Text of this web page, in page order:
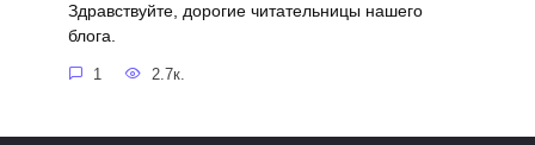
Здравствуйте, дорогие читательницы нашего
блога.
1 2.7к.